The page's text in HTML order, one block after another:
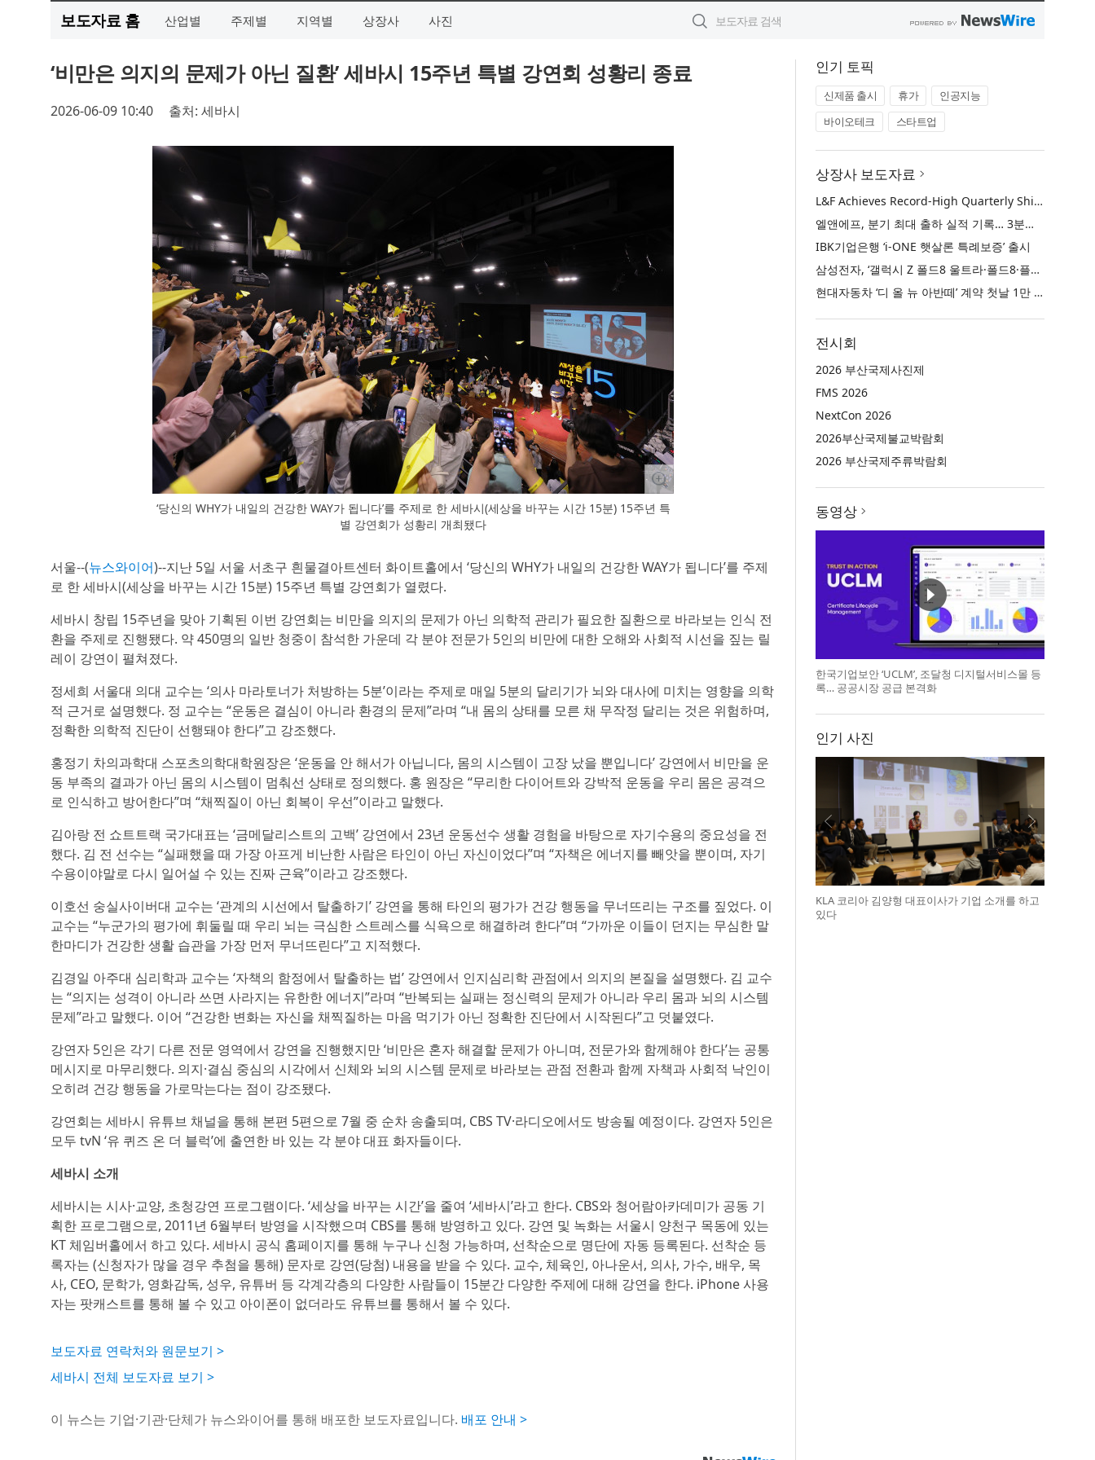
보도자료 홈 산업별 주제별 지역별 상장사 사진
‘비만은 의지의 문제가 아닌 질환’ 세바시 15주년 특별 강연회 성황리 종료
2026-06-09 10:40 출처: 세바시
‘당신의 WHY가 내일의 건강한 WAY가 됩니다’를 주제로 한 세바시(세상을 바꾸는 시간 15분) 15주년 특
별 강연회가 성황리 개최됐다
서울--(뉴스와이어)--지난 5일 서울 서초구 흰물결아트센터 화이트홀에서 ‘당신의 WHY가 내일의 건강한 WAY가 됩니다’를 주제
로 한 세바시(세상을 바꾸는 시간 15분) 15주년 특별 강연회가 열렸다.
세바시 창립 15주년을 맞아 기획된 이번 강연회는 비만을 의지의 문제가 아닌 의학적 관리가 필요한 질환으로 바라보는 인식 전
환을 주제로 진행됐다. 약 450명의 일반 청중이 참석한 가운데 각 분야 전문가 5인의 비만에 대한 오해와 사회적 시선을 짚는 릴
레이 강연이 펼쳐졌다.
정세희 서울대 의대 교수는 ‘의사 마라토너가 처방하는 5분’이라는 주제로 매일 5분의 달리기가 뇌와 대사에 미치는 영향을 의학
적 근거로 설명했다. 정 교수는 “운동은 결심이 아니라 환경의 문제”라며 “내 몸의 상태를 모른 채 무작정 달리는 것은 위험하며,
정확한 의학적 진단이 선행돼야 한다”고 강조했다.
홍정기 차의과학대 스포츠의학대학원장은 ‘운동을 안 해서가 아닙니다, 몸의 시스템이 고장 났을 뿐입니다’ 강연에서 비만을 운
동 부족의 결과가 아닌 몸의 시스템이 멈춰선 상태로 정의했다. 홍 원장은 “무리한 다이어트와 강박적 운동을 우리 몸은 공격으
로 인식하고 방어한다”며 “채찍질이 아닌 회복이 우선”이라고 말했다.
김아랑 전 쇼트트랙 국가대표는 ‘금메달리스트의 고백’ 강연에서 23년 운동선수 생활 경험을 바탕으로 자기수용의 중요성을 전
했다. 김 전 선수는 “실패했을 때 가장 아프게 비난한 사람은 타인이 아닌 자신이었다”며 “자책은 에너지를 빼앗을 뿐이며, 자기
수용이야말로 다시 일어설 수 있는 진짜 근육”이라고 강조했다.
이호선 숭실사이버대 교수는 ‘관계의 시선에서 탈출하기’ 강연을 통해 타인의 평가가 건강 행동을 무너뜨리는 구조를 짚었다. 이
교수는 “누군가의 평가에 휘둘릴 때 우리 뇌는 극심한 스트레스를 식욕으로 해결하려 한다”며 “가까운 이들이 던지는 무심한 말
한마디가 건강한 생활 습관을 가장 먼저 무너뜨린다”고 지적했다.
김경일 아주대 심리학과 교수는 ‘자책의 함정에서 탈출하는 법’ 강연에서 인지심리학 관점에서 의지의 본질을 설명했다. 김 교수
는 “의지는 성격이 아니라 쓰면 사라지는 유한한 에너지”라며 “반복되는 실패는 정신력의 문제가 아니라 우리 몸과 뇌의 시스템
문제”라고 말했다. 이어 “건강한 변화는 자신을 채찍질하는 마음 먹기가 아닌 정확한 진단에서 시작된다”고 덧붙였다.
강연자 5인은 각기 다른 전문 영역에서 강연을 진행했지만 ‘비만은 혼자 해결할 문제가 아니며, 전문가와 함께해야 한다’는 공통
메시지로 마무리했다. 의지·결심 중심의 시각에서 신체와 뇌의 시스템 문제로 바라보는 관점 전환과 함께 자책과 사회적 낙인이
오히려 건강 행동을 가로막는다는 점이 강조됐다.
강연회는 세바시 유튜브 채널을 통해 본편 5편으로 7월 중 순차 송출되며, CBS TV·라디오에서도 방송될 예정이다. 강연자 5인은
모두 tvN ‘유 퀴즈 온 더 블럭’에 출연한 바 있는 각 분야 대표 화자들이다.
세바시 소개
세바시는 시사·교양, 초청강연 프로그램이다. ‘세상을 바꾸는 시간’을 줄여 ‘세바시’라고 한다. CBS와 청어람아카데미가 공동 기
획한 프로그램으로, 2011년 6월부터 방영을 시작했으며 CBS를 통해 방영하고 있다. 강연 및 녹화는 서울시 양천구 목동에 있는
KT 체임버홀에서 하고 있다. 세바시 공식 홈페이지를 통해 누구나 신청 가능하며, 선착순으로 명단에 자동 등록된다. 선착순 등
록자는 (신청자가 많을 경우 추첨을 통해) 문자로 강연(당첨) 내용을 받을 수 있다. 교수, 체육인, 아나운서, 의사, 가수, 배우, 목
사, CEO, 문학가, 영화감독, 성우, 유튜버 등 각계각층의 다양한 사람들이 15분간 다양한 주제에 대해 강연을 한다. iPhone 사용
자는 팟캐스트를 통해 볼 수 있고 아이폰이 없더라도 유튜브를 통해서 볼 수 있다.
보도자료 연락처와 원문보기 >
세바시 전체 보도자료 보기 >
이 뉴스는 기업·기관·단체가 뉴스와이어를 통해 배포한 보도자료입니다. 배포 안내 >
인기 토픽
신제품 출시 휴가
인공지능
바이오테크
스타트업
상장사 보도자료
L&F Achieves Record-High Quarterly Shipments, Begins LFP Supply for North American ESS in Q3 Advancing its Two-Track NCM and LFP Growth Strategy
엘앤에프, 분기 최대 출하 실적 기록… 3분기 북미 ESS향 LFP 공급 착수 NCM+LFP ‘2-Track’ 성장 전략 실현
IBK기업은행 ‘i-ONE 햇살론 특례보증’ 출시
삼성전자, ‘갤럭시 Z 폴드8 울트라·폴드8·플립8’과 ‘갤럭시 워치 울트라2·워치9’ 국내 공식 출시
현대자동차 ‘디 올 뉴 아반떼’ 계약 첫날 1만 대 돌파
전시회
2026 부산국제사진제
FMS 2026
NextCon 2026
2026부산국제불교박람회
2026 부산국제주류박람회
동영상
한국기업보안 ‘UCLM’, 조달청 디지털서비스몰 등
록… 공공시장 공급 본격화
인기 사진
KLA 코리아 김양형 대표이사가 기업 소개를 하고
있다